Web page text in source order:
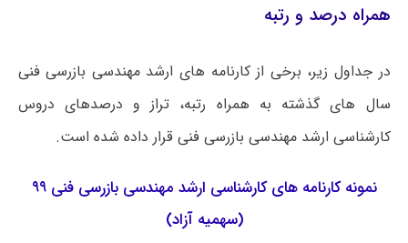
همراه درصد و رتبه
در جداول زیر، برخی از کارنامه های ارشد مهندسی بازرسی فنی
سال های گذشته به همراه رتبه، تراز و درصدهای دروس
کارشناسی ارشد مهندسی بازرسی فنی قرار داده شده است.
نمونه کارنامه های کارشناسی ارشد مهندسی بازرسی فنی ۹۹
(سهمیه آزاد)